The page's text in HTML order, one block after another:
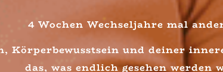
4 Wochen Wechseljahre mal
Körperbewusstsein und deiner
das, was endlich gesehen werden